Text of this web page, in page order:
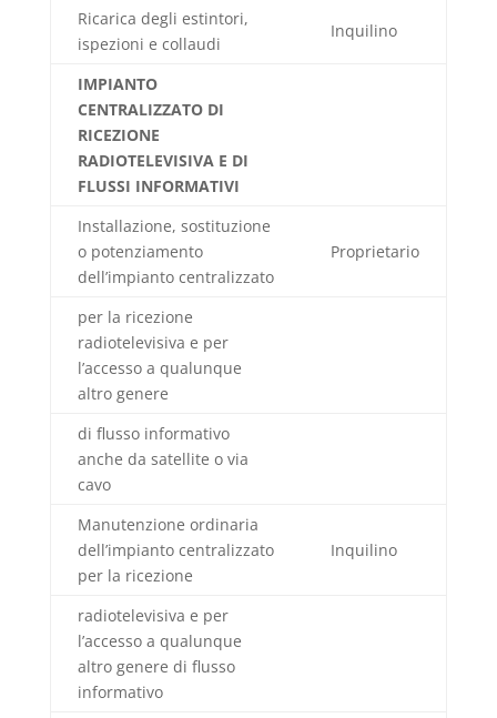
Ricarica degli estintori,
ispezioni e collaudi
Inquilino
IMPIANTO
CENTRALIZZATO DI
RICEZIONE
RADIOTELEVISIVA E DI
FLUSSI INFORMATIVI
Installazione, sostituzione
o potenziamento
dell’impianto centralizzato
Proprietario
per la ricezione
radiotelevisiva e per
l’accesso a qualunque
altro genere
di flusso informativo
anche da satellite o via
cavo
Manutenzione ordinaria
dell’impianto centralizzato
per la ricezione
Inquilino
radiotelevisiva e per
l’accesso a qualunque
altro genere di flusso
informativo